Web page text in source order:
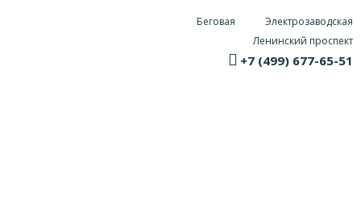
Беговая
Электрозаводская
Ленинский проспект
+7 (499) 677-65-51